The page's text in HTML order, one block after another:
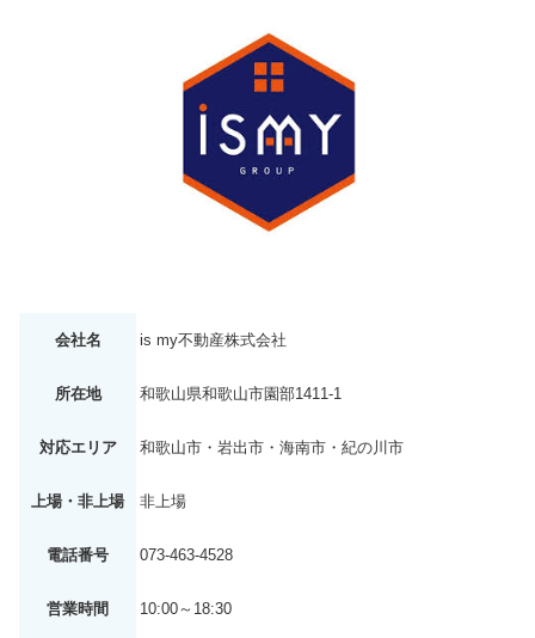
会社名 is my不動産株式会社
所在地 和歌山県和歌山市園部1411-1
対応エリア 和歌山市・岩出市・海南市・紀の川市
上場・非上場 非上場
電話番号 073-463-4528
営業時間 10:00～18:30